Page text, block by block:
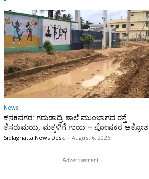
News
ಕನಕನಗರ: ಗರುಡಾದ್ರಿ ಶಾಲೆ ಮುಂಭಾಗದ ರಸ್ತೆ
ಕೆಸರುಮಯ, ಮಕ್ಕಳಿಗೆ ಗಾಯ – ಪೋಷಕರ ಆಕ್ರೋಶ
Sidlaghatta News Desk - August 6, 2026
- Advertisement -